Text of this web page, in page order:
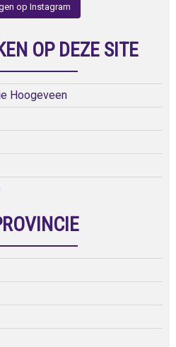
op Instagram
OP DEZE SITE
Hoogeveen